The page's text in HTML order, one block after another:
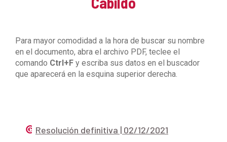
▼
Para mayor comodidad a la hora de buscar su nombre
en el documento, abra el archivo PDF, teclee el
comando Ctrl+F y escriba sus datos en el buscador
que aparecerá en la esquina superior derecha.
Resolución definitiva | 02/12/2021